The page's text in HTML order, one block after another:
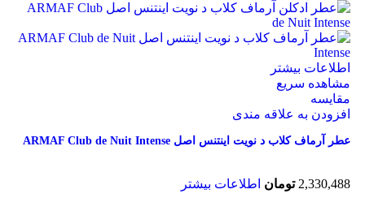
اطلاعات بیشتر
مشاهده سریع
مقایسه
افزودن به علاقه مندی
عطر آرماف کلاب د نویت اینتنس اصل ARMAF Club de Nuit Intense
2,330,488 تومان اطلاعات بیشتر